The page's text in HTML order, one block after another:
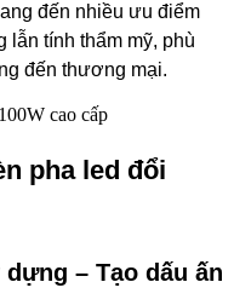
đến nhiều ưu điểm
lẫn tính thẩm mỹ, phù
đến thương mại.
pha led đổi
– Tạo dấu ấn